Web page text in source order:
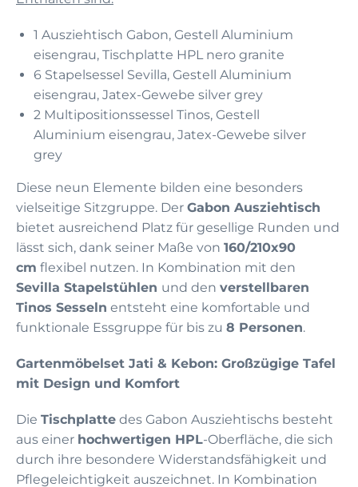
1 Ausziehtisch Gabon, Gestell Aluminium
eisengrau, Tischplatte HPL nero granite
6 Stapelsessel Sevilla, Gestell Aluminium
eisengrau, Jatex-Gewebe silver grey
2 Multipositionssessel Tinos, Gestell
Aluminium eisengrau, Jatex-Gewebe silver
grey
Diese neun Elemente bilden eine besonders
vielseitige Sitzgruppe. Der Gabon Ausziehtisch
bietet ausreichend Platz für gesellige Runden und
lässt sich, dank seiner Maße von 160/210x90
cm flexibel nutzen. In Kombination mit den
Sevilla Stapelstühlen und den verstellbaren
Tinos Sesseln entsteht eine komfortable und
funktionale Essgruppe für bis zu 8 Personen.
Gartenmöbelset Jati & Kebon: Großzügige Tafel
mit Design und Komfort
Die Tischplatte des Gabon Ausziehtischs besteht
aus einer hochwertigen HPL-Oberfläche, die sich
durch ihre besondere Widerstandsfähigkeit und
Pflegeleichtigkeit auszeichnet. In Kombination